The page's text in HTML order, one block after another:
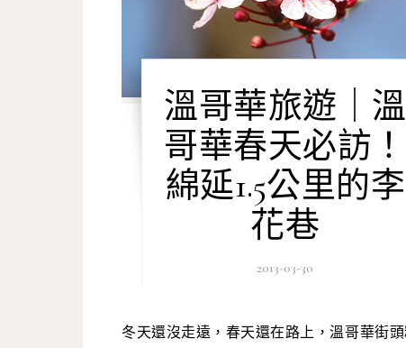
溫哥華旅遊｜溫
哥華春天必訪！
綿延1.5公里的李
花巷
2013-03-30
冬天還沒走遠，春天還在路上，溫哥華街頭粉色祥